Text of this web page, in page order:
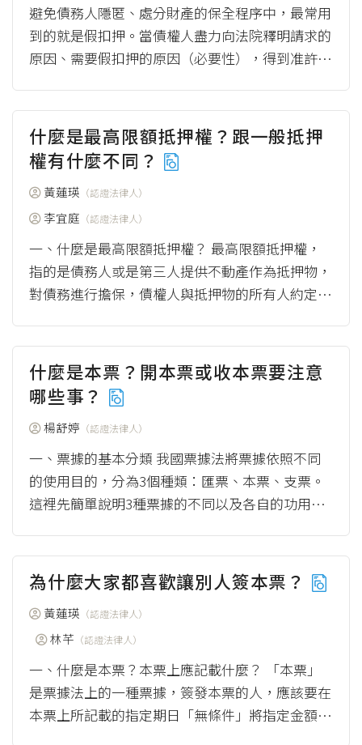
避免債務人隱匿、處分財產的保全程序中，最常用
到的就是假扣押。當債權人盡力向法院釋明請求的
原因、需要假扣押的原因（必要性），得到准許假
什麼是最高限額抵押權？跟一般抵押
權有什麼不同？
黃蓮瑛 （認證法律人）
李宜庭 （認證法律人）
一、什麼是最高限額抵押權？ 最高限額抵押權，
指的是債務人或是第三人提供不動產作為抵押物，
對債務進行擔保，債權人與抵押物的所有人約定，
什麼是本票？開本票或收本票要注意
哪些事？
楊舒婷 （認證法律人）
一、票據的基本分類 我國票據法將票據依照不同
的使用目的，分為3個種類：匯票、本票、支票。
這裡先簡單說明3種票據的不同以及各自的功用如
為什麼大家都喜歡讓別人簽本票？
黃蓮瑛 （認證法律人）
林芊 （認證法律人）
一、什麼是本票？本票上應記載什麼？ 「本票」
是票據法上的一種票據，簽發本票的人，應該要在
本票上所記載的指定期日「無條件」將指定金額給